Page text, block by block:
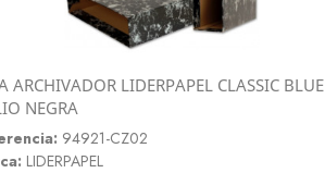
ARCHIVADOR LIDERPAPEL CLASSIC BLUE
NEGRA
94921-CZ02
LIDERPAPEL